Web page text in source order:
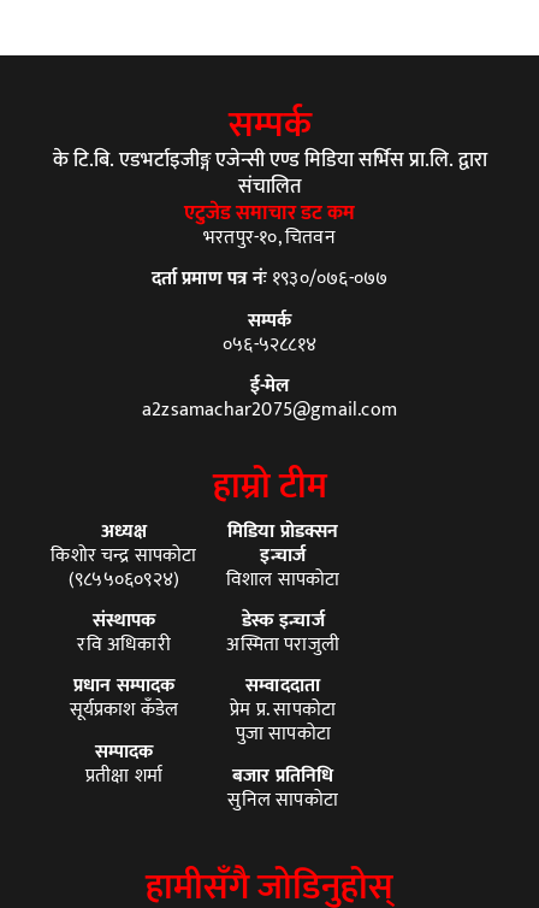
सम्पर्क
के टि.बि. एडभर्टाइजीङ्ग एजेन्सी एण्ड मिडिया सर्भिस प्रा.लि. द्वारा
संचालित
एटुजेड समाचार डट कम
भरतपुर-१०, चितवन
दर्ता प्रमाण पत्र नंः१९३०/०७६-०७७
सम्पर्क
०५६-५२८८१४
ई-मेल
a2zsamachar2075@gmail.com
हाम्रो टीम
अध्यक्ष
किशोर चन्द्र सापकोटा
(९८५५०६०९२४)
संस्थापक
रवि अधिकारी
प्रधान सम्पादक
सूर्यप्रकाश कँडेल
सम्पादक
प्रतीक्षा शर्मा
मिडिया प्रोडक्सन
इन्चार्ज
विशाल सापकोटा
डेस्क इन्चार्ज
अस्मिता पराजुली
सम्वाददाता
प्रेम प्र. सापकोटा
पुजा सापकोटा
बजार प्रतिनिधि
सुनिल सापकोटा
हामीसँगै जोडिनुहोस्